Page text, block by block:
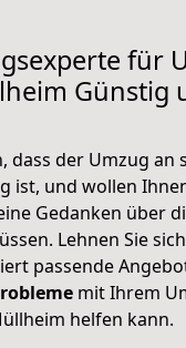
für
Günstig
dass der Umzug an
ist, und wollen
Gedanken über
Lehnen Sie
passende
mit Ihrem
helfen kann.